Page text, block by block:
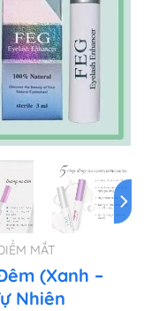
MẮT
(Xanh –
Nhiên